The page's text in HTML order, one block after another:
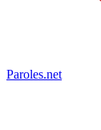
Paroles.net